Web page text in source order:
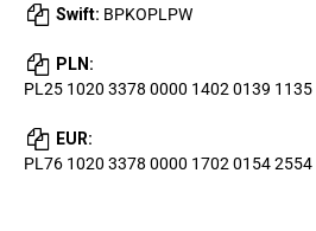
Swift: BPKOPLPW
PLN:
PL25 1020 3378 0000 1402 0139 1135
EUR:
PL76 1020 3378 0000 1702 0154 2554